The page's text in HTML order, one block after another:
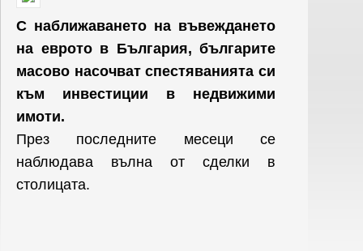
С наближаването на въвеждането
на еврото в България, българите
масово насочват спестяванията си
към инвестиции в недвижими
имоти.
През последните месеци се
наблюдава вълна от сделки в
столицата.